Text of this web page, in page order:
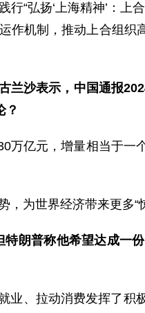
“弘扬‘上海精神’：上
作机制，推动上合组织
沙表示，中国通报
？
亿元，增量相当于一
为世界经济带来更多“
朗普称他希望达成一
、拉动消费发挥了积